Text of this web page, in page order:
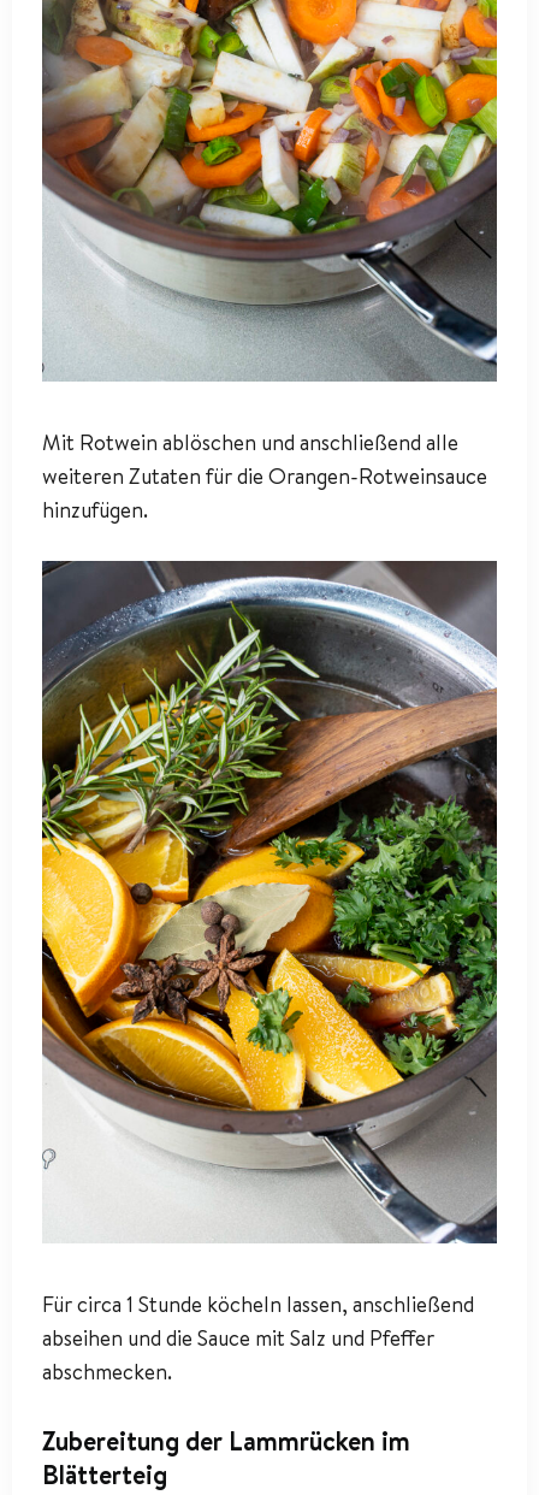
Mit Rotwein ablöschen und anschließend alle
weiteren Zutaten für die Orangen-Rotweinsauce
hinzufügen.
Für circa 1 Stunde köcheln lassen, anschließend
abseihen und die Sauce mit Salz und Pfeffer
abschmecken.
Zubereitung der Lammrücken im
Blätterteig